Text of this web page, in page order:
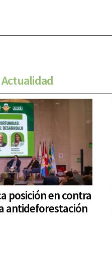
Actualidad
posición en contra
antideforestación